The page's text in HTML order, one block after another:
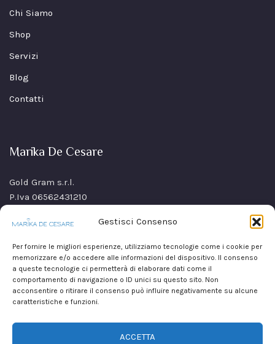
Gestisci Consenso
Per fornire le migliori esperienze, utilizziamo tecnologie come i cookie per
memorizzare e/o accedere alle informazioni del dispositivo. Il consenso
a queste tecnologie ci permetterà di elaborare dati come il
comportamento di navigazione o ID unici su questo sito. Non
acconsentire o ritirare il consenso può influire negativamente su alcune
caratteristiche e funzioni.
ACCETTA
Chi Siamo
Shop
Servizi
Blog
Contatti
Marika De Cesare
Gold Gram s.r.l.
P.Iva 06562431210
80021 Afragola(NA)